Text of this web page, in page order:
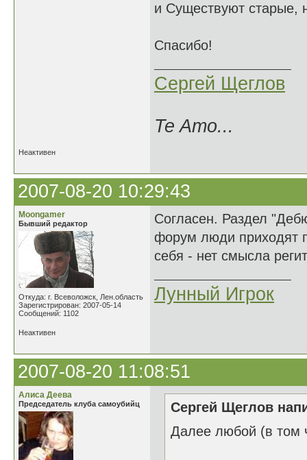
и Существуют старые,
Спасибо!
Сергей Щеглов
Te Amo...
Неактивен
2007-08-20 10:29:43
Moongamer
Бывший редактор
Откуда: г. Всеволожск, Лен.область
Зарегистрирован: 2007-05-14
Сообщений: 1102
Согласен. Раздел
форум люди приходят
себя - нет смысла
Лунный Игрок
Неактивен
2007-08-20 11:08:51
Алиса Деева
Председатель клуба самоубийц
Сергей Щеглов
Далее любой (в том